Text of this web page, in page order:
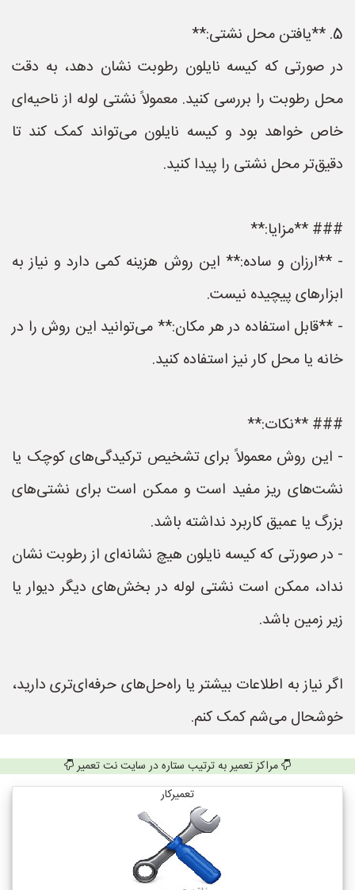
در صورتی که کیسه نایلون رطوبت نشان دهد، به دقت
محل رطوبت را بررسی کنید. معمولاً نشتی لوله از ناحیه‌ای
خاص خواهد بود و کیسه نایلون می‌تواند کمک کند تا
دقیق‌تر محل نشتی را پیدا کنید.
### **مزایا:**
- **ارزان و ساده:** این روش هزینه کمی دارد و نیاز به
ابزارهای پیچیده نیست.
- **قابل استفاده در هر مکان:** می‌توانید این روش را در
خانه یا محل کار نیز استفاده کنید.
### **نکات:**
- این روش معمولاً برای تشخیص ترکیدگی‌های کوچک یا
نشت‌های ریز مفید است و ممکن است برای نشتی‌های
بزرگ یا عمیق کاربرد نداشته باشد.
- در صورتی که کیسه نایلون هیچ نشانه‌ای از رطوبت نشان
نداد، ممکن است نشتی لوله در بخش‌های دیگر دیوار یا
زیر زمین باشد.
اگر نیاز به اطلاعات بیشتر یا راه‌حل‌های حرفه‌ای‌تری دارید،
خوشحال می‌شم کمک کنم.
مراکز تعمیر به ترتیب ستاره در سایت نت تعمیر
تعمیرکار